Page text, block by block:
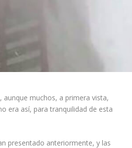
muchos, a primera vista,
era así, para tranquilidad de esta
presentado anteriormente, y las